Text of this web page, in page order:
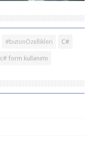
#butonÖzellikleri C#
c# form kullanımı